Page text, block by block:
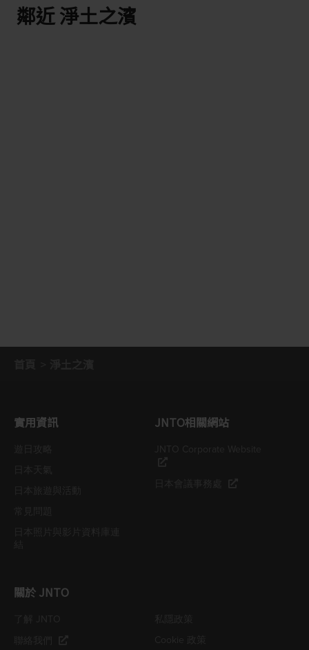
鄰近 淨土之濱
實用資訊 JNTO相關網站
關於 JNTO